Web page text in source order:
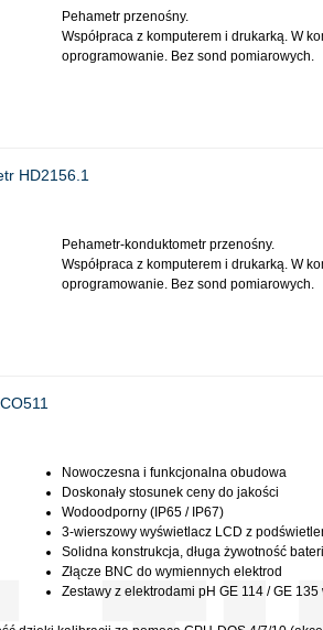
Pehametr przenośny.
Współpraca z komputerem i drukarką. W
oprogramowanie. Bez sond pomiarowych.
HD2156.1
Pehametr-konduktometr przenośny.
Współpraca z komputerem i drukarką. W
oprogramowanie. Bez sond pomiarowych.
Nowoczesna i funkcjonalna obudowa
Doskonały stosunek ceny do jakości
Wodoodporny (IP65 / IP67)
3-wierszowy wyświetlacz LCD z
Solidna konstrukcja, długa żywotność
Złącze BNC do wymiennych elektrod
Zestawy z elektrodami pH GE 114 / GE